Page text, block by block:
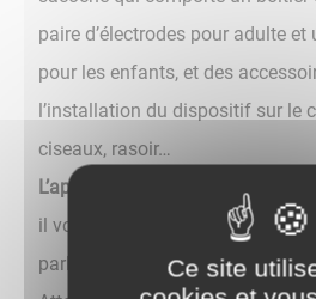
paire d’électrodes pour adulte et
pour les enfants, et des
l’installation du dispositif sur le
ciseaux, rasoir…
L’appareil est automatisé. Il
il vous donnera la marche à
parleur, et fera le diagnostic
Ce site